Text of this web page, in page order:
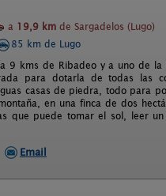
a 19,9 km de Sargadelos (Lugo)
85 km de Lugo
9 kms de Ribadeo y a uno de la
para dotarla de todas las
casas de piedra, todo para
en una finca de dos
que puede tomar el sol, leer
Email